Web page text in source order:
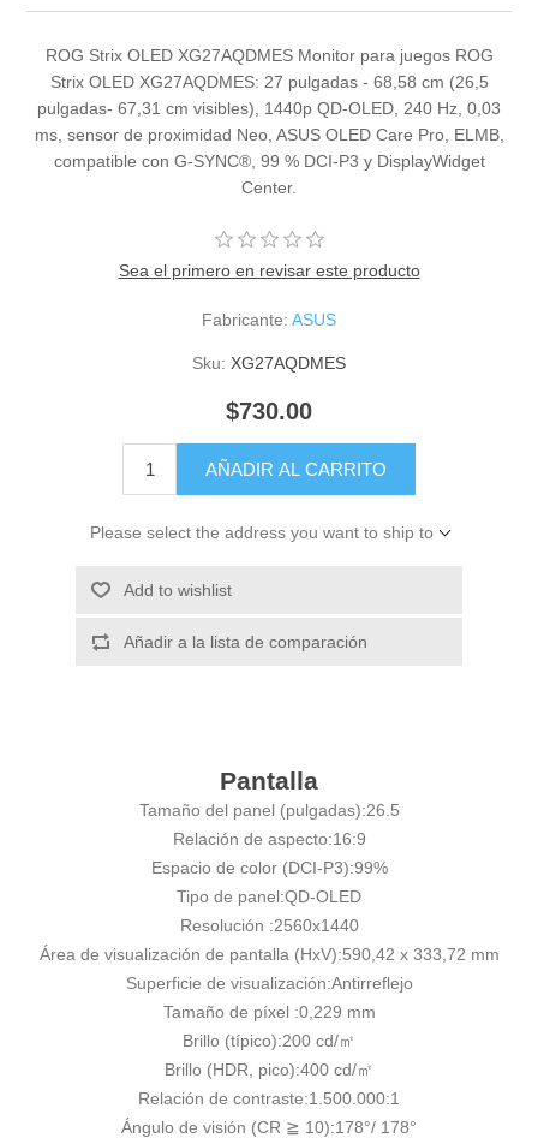
ROG Strix OLED XG27AQDMES Monitor para juegos ROG
Strix OLED XG27AQDMES: 27 pulgadas - 68,58 cm (26,5
pulgadas- 67,31 cm visibles), 1440p QD-OLED, 240 Hz, 0,03
ms, sensor de proximidad Neo, ASUS OLED Care Pro, ELMB,
compatible con G-SYNC®, 99 % DCI-P3 y DisplayWidget
Center.
Sea el primero en revisar este producto
Fabricante: ASUS
Sku: XG27AQDMES
$730.00
AÑADIR AL CARRITO
Please select the address you want to ship to
Add to wishlist
Añadir a la lista de comparación
Pantalla
Tamaño del panel (pulgadas):26.5
Relación de aspecto:16:9
Espacio de color (DCI-P3):99%
Tipo de panel:QD-OLED
Resolución :2560x1440
Área de visualización de pantalla (HxV):590,42 x 333,72 mm
Superficie de visualización:Antirreflejo
Tamaño de píxel :0,229 mm
Brillo (típico):200 cd/㎡
Brillo (HDR, pico):400 cd/㎡
Relación de contraste:1.500.000:1
Ángulo de visión (CR ≧ 10):178°/ 178°